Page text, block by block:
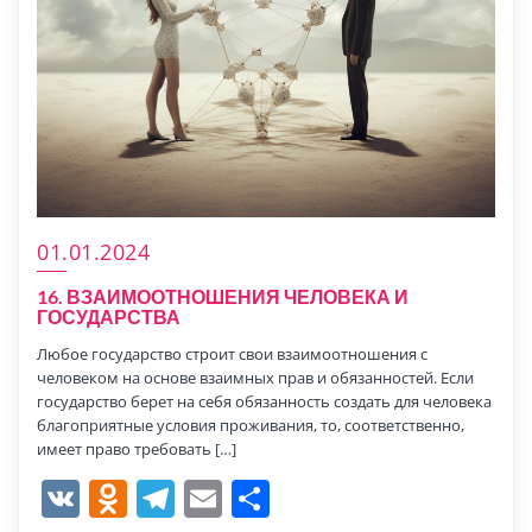
01.01.2024
16. ВЗАИМООТНОШЕНИЯ ЧЕЛОВЕКА И
ГОСУДАРСТВА
Любое государство строит свои взаимоотношения с
человеком на основе взаимных прав и обязанностей. Если
государство берет на себя обязанность создать для человека
благоприятные условия проживания, то, соответственно,
имеет право требовать […]
VK Odnoklassniki
Telegram
Email